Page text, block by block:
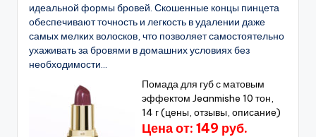
идеальной формы бровей. Скошенные концы пинцета
обеспечивают точность и легкость в удалении даже
самых мелких волосков, что позволяет самостоятельно
ухаживать за бровями в домашних условиях без
необходимости...
Помада для губ с матовым
эффектом Jeanmishe 10 тон,
14 г (цены, отзывы, описание)
Цена от: 149 руб.